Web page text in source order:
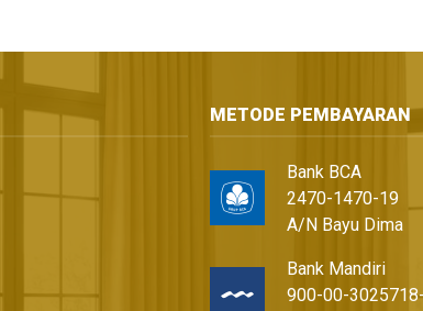
METODE PEMBAYARAN
Bank BCA
2470-1470-19
A/N Bayu Dima
Bank Mandiri
900-00-